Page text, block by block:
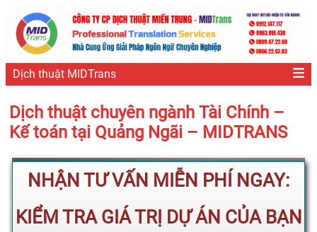
Dịch thuật MIDTrans
Dịch thuật chuyên ngành Tài Chính –
Kế toán tại Quảng Ngãi – MIDTRANS
NHẬN TƯ VẤN MIỄN PHÍ NGAY:
KIỂM TRA GIÁ TRỊ DỰ ÁN CỦA BẠN